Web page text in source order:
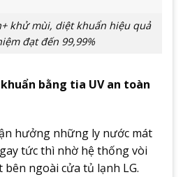
khử mùi, diệt khuẩn hiệu quả
đạt đến 99,99%
bằng tia UV an toàn
hưởng những ly nước mát
tức thì nhờ hệ thống vòi
ngoài cửa tủ lạnh LG.